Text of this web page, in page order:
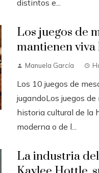
distintos e...
Los juegos de
mantienen
Manuela García
Los 10 juegos de
jugandoLos juegos
historia cultural de la
moderna o de l...
La industria